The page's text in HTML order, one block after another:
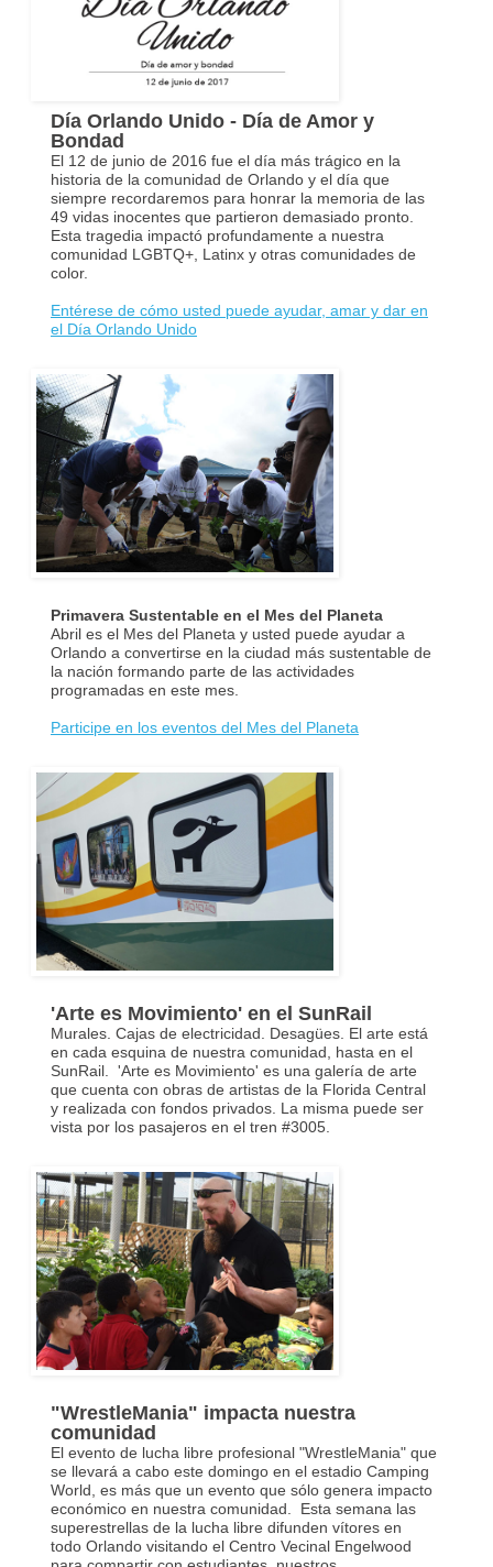
Día Orlando Unido - Día de Amor y
Bondad
El 12 de junio de 2016 fue el día más trágico en la
historia de la comunidad de Orlando y el día que
siempre recordaremos para honrar la memoria de las
49 vidas inocentes que partieron demasiado pronto.
Esta tragedia impactó profundamente a nuestra
comunidad LGBTQ+, Latinx y otras comunidades de
color.
Entérese de cómo usted puede ayudar, amar y dar en
el Día Orlando Unido
Primavera Sustentable en el Mes del Planeta
Abril es el Mes del Planeta y usted puede ayudar a
Orlando a convertirse en la ciudad más sustentable de
la nación formando parte de las actividades
programadas en este mes.
Participe en los eventos del Mes del Planeta
'Arte es Movimiento' en el SunRail
Murales. Cajas de electricidad. Desagües. El arte está
en cada esquina de nuestra comunidad, hasta en el
SunRail. 'Arte es Movimiento' es una galería de arte
que cuenta con obras de artistas de la Florida Central
y realizada con fondos privados. La misma puede ser
vista por los pasajeros en el tren #3005.
"WrestleMania" impacta nuestra
comunidad
El evento de lucha libre profesional "WrestleMania" que
se llevará a cabo este domingo en el estadio Camping
World, es más que un evento que sólo genera impacto
económico en nuestra comunidad. Esta semana las
superestrellas de la lucha libre difunden vítores en
todo Orlando visitando el Centro Vecinal Engelwood